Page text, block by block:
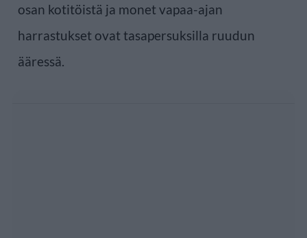
osan kotitöistä ja monet vapaa-ajan
harrastukset ovat tasapersuksilla ruudun
ääressä.